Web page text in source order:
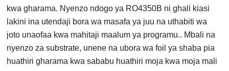
kwa gharama. Nyenzo ndogo ya RO4350B ni ghali kiasi
lakini ina utendaji bora wa masafa ya juu na uthabiti wa
joto unaofaa kwa mahitaji maalum ya programu.. Mbali na
nyenzo za substrate, unene na ubora wa foil ya shaba pia
huathiri gharama kwa sababu huathiri moja kwa moja mali